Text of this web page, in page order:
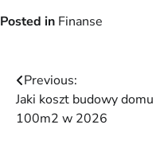
Posted in Finanse
Nawigacja
wpisu
Previous:
Jaki koszt budowy domu
100m2 w 2026